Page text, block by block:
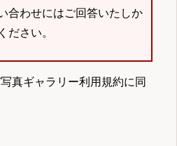
合わせにはご回答いたしか
ださい。
真ギャラリー利用規約に同